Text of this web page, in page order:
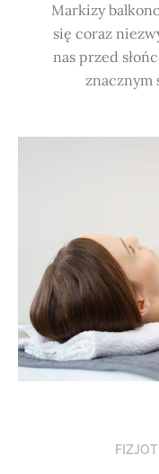
Markizy
się coraz
nas przed